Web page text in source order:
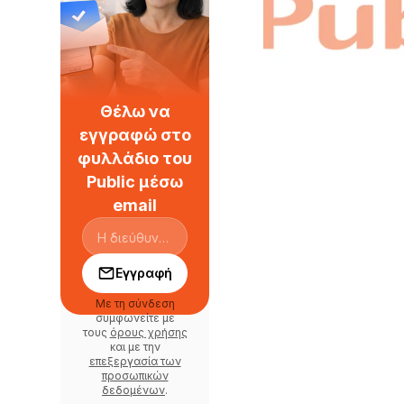
Θέλω να
εγγραφώ στο
φυλλάδιο του
Public μέσω
email
Εγγραφή
Με τη σύνδεση
συμφωνείτε με
τους όρους χρήσης
και με την
επεξεργασία των
προσωπικών
δεδομένων.